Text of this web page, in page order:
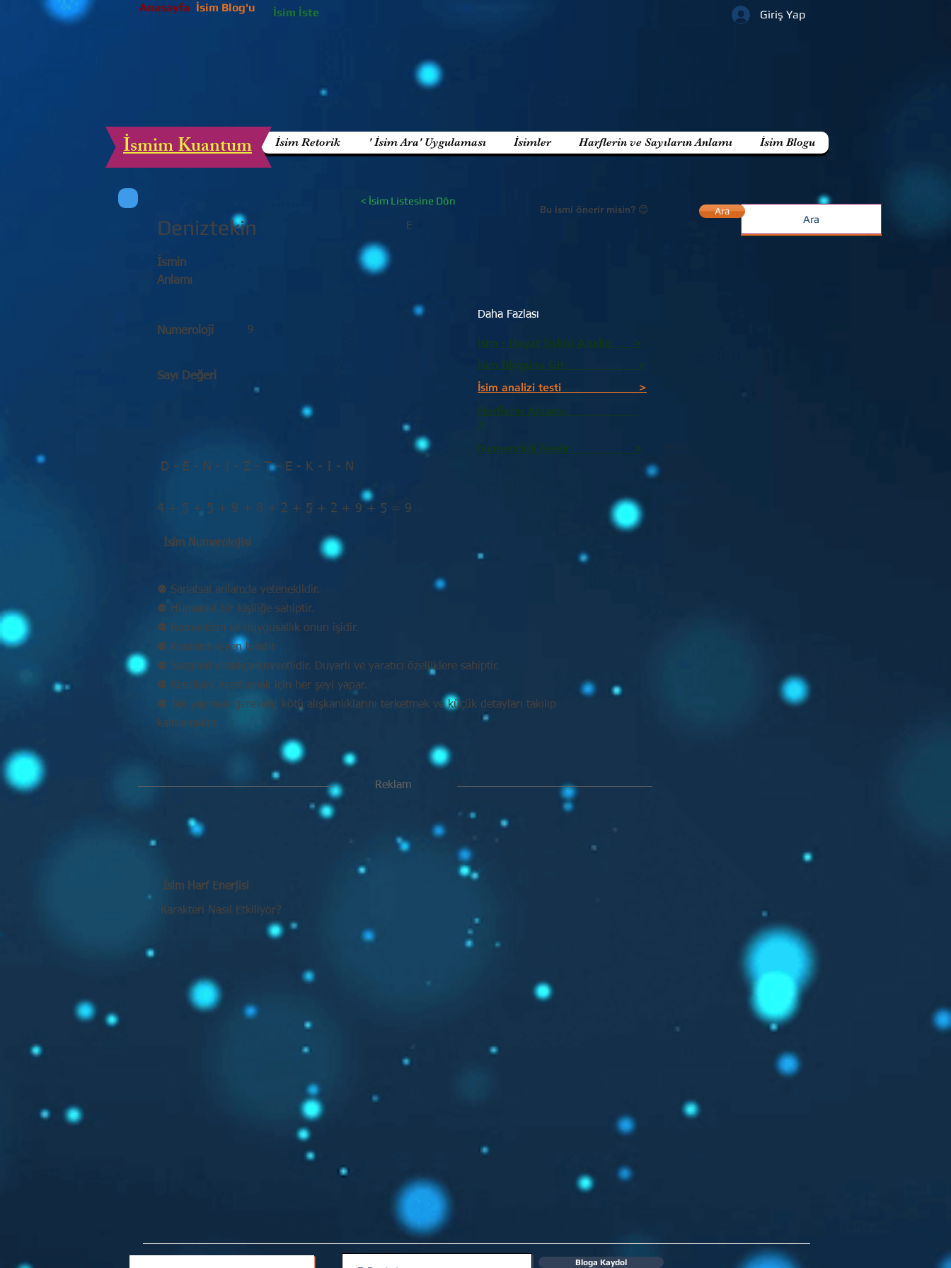
Anasayfa
Giriş Yap
İsim Blog'u İsim İste
İsim Retorik ' İsim Ara' Uygulaması İsimler Harflerin ve Sayıların Anlamı İsim Blogu
İsmim Kuantum
< İsim Listesine Dön
Deniztekin E
Bu ismi önerir misin? 😊
İsmin
Anlamı
Numeroloji 9
Sayı Değeri
D - E - N - I - Z - T - E - K - I - N
Daha Fazlası
İsim - Hayat İlişkisi Analizi >
İsim Bloguna Git >
İsim analizi testi >
Harflerin Anlamı
>
Numeroloji Nedir_________ >
4 + 5 + 5 + 9 + 8 + 2 + 5 + 2 + 9 + 5 = 9
İsim Numerolojisi
⚉ Sanatsal anlamda yeteneklidir.
⚉ Hümanist bir kişiliğe sahiptir.
⚉ Romantizm ve duygusallık onun işidir.
⚉ Konforu seven biridir.
⚉ Sezgileri oldukça kuvvetlidir. Duyarlı ve yaratıcı özelliklere sahiptir.
⚉ Kendisini ispatlamak için her şeyi yapar.
⚉ Tek yapması gereken; kötü alışkanlıklarını terketmek ve küçük detayları takılıp
kalmamaktır.
Reklam
İsim Harf Enerjisi
Karakteri Nasıl Etkiliyor?
Ara
Bloga Kaydol